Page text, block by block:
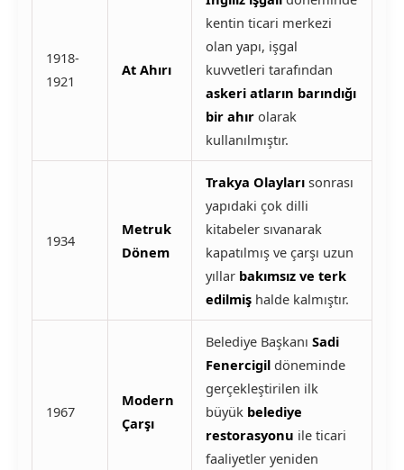
1918-
1921
At Ahırı
kentin ticari merkezi
olan yapı, işgal
kuvvetleri tarafından
askeri atların barındığı
bir ahırolarak
kullanılmıştır.
1934
Metruk
Dönem
Trakya Olaylarısonrası
yapıdaki çok dilli
kitabeler sıvanarak
kapatılmış ve çarşı uzun
yıllar bakımsız ve terk
edilmişhalde kalmıştır.
1967
Modern
Çarşı
Belediye Başkanı Sadi
Fenercigildöneminde
gerçekleştirilen ilk
büyük belediye
restorasyonu ile ticari
faaliyetler yeniden